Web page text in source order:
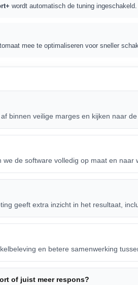
wordt automatisch de tuning
mee te optimaliseren voor sneller
binnen veilige marges en kijken naar
de software volledig op maat en
geeft extra inzicht in het resultaat,
en betere samenwerking
of juist meer respons?